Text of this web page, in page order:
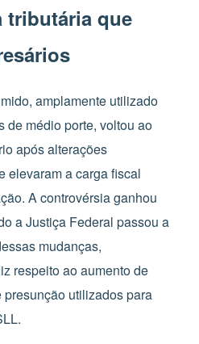
tributária que
amplamente utilizado
de médio porte, voltou ao
após alterações
elevaram a carga fiscal
A controvérsia ganhou
a Justiça Federal passou a
mudanças,
respeito ao aumento de
utilizados para